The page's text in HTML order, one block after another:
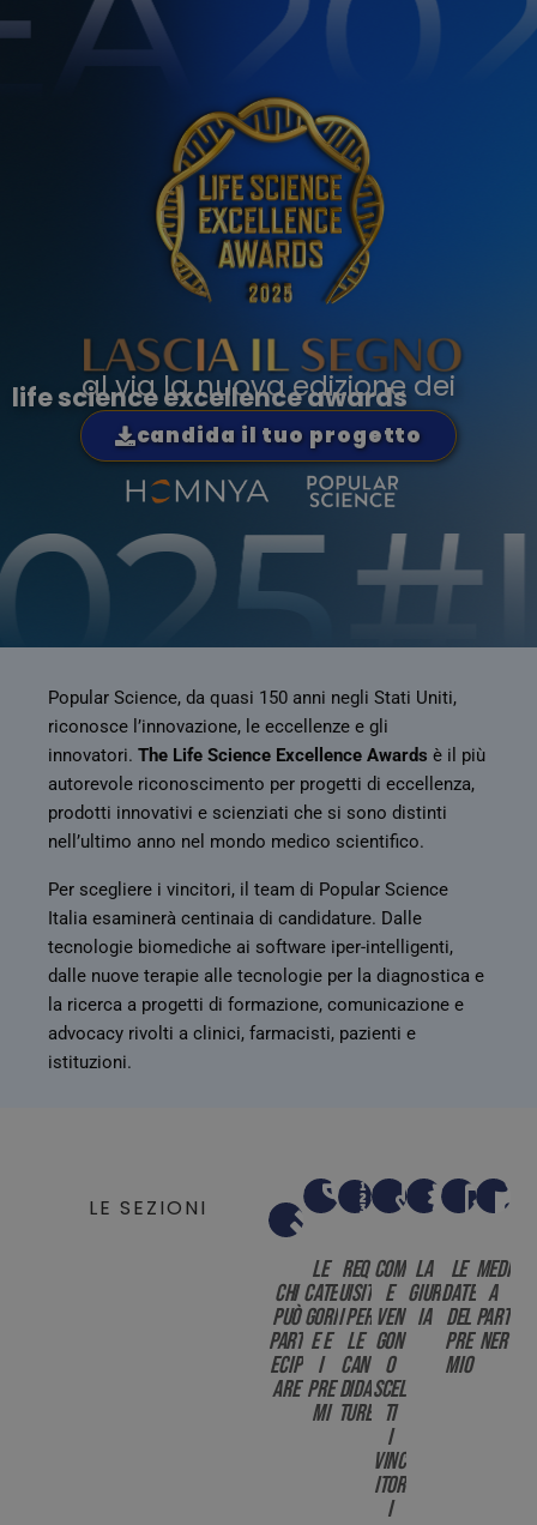
al via la nuova edizione dei
life science excellence awards
candida il tuo progetto
Popular Science, da quasi 150 anni negli Stati Uniti,
riconosce l’innovazione, le eccellenze e gli
innovatori. The Life Science Excellence Awards è il più
autorevole riconoscimento per progetti di eccellenza,
prodotti innovativi e scienziati che si sono distinti
nell’ultimo anno nel mondo medico scientifico.
Per scegliere i vincitori, il team di Popular Science
Italia esaminerà centinaia di candidature. Dalle
tecnologie biomediche ai software iper-intelligenti,
dalle nuove terapie alle tecnologie per la diagnostica e
la ricerca a progetti di formazione, comunicazione e
advocacy rivolti a clinici, farmacisti, pazienti e
istituzioni.
LE SEZIONI
chi
può
part
ecip
are
le
cate
gori
e e
i
pre
mi
req
uisit
i per
le
can
dida
ture
com
e
ven
gon
o
scel
ti
i
vinc
itor
i
la
giur
ia
le
date
del
pre
mio
medi
a
part
ner